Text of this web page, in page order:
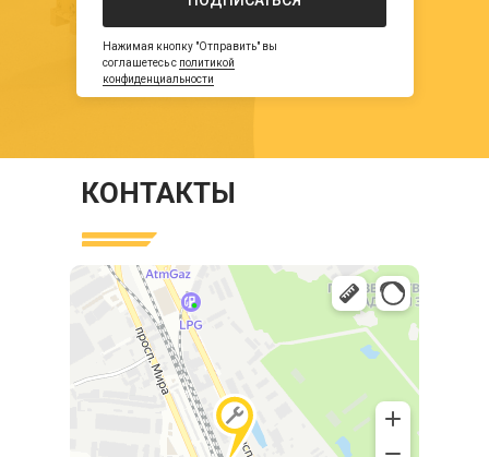
Нажимая кнопку "Отправить" вы
соглашетесь с политикой
конфиденциальности
КОНТАКТЫ